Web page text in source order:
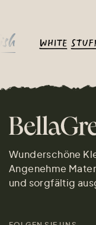
Wunderschöne
Angenehme
und sorgfältig